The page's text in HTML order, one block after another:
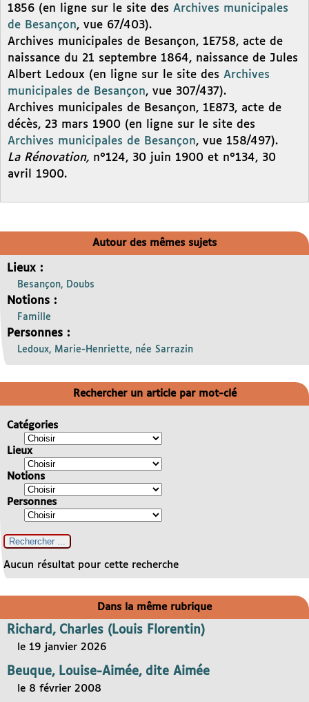
1856 (en ligne sur le site des Archives municipales
de Besançon, vue 67/403).
Archives municipales de Besançon, 1E758, acte de
naissance du 21 septembre 1864, naissance de Jules
Albert Ledoux (en ligne sur le site des Archives
municipales de Besançon, vue 307/437).
Archives municipales de Besançon, 1E873, acte de
décès, 23 mars 1900 (en ligne sur le site des
Archives municipales de Besançon, vue 158/497).
La Rénovation, n°124, 30 juin 1900 et n°134, 30
avril 1900.
Autour des mêmes sujets
Lieux :
Besançon, Doubs
Notions :
Famille
Personnes :
Ledoux, Marie-Henriette, née Sarrazin
Rechercher un article par mot-clé
Catégories
Lieux
Notions
Personnes
Aucun résultat pour cette recherche
Dans la même rubrique
Richard, Charles (Louis Florentin)
le 19 janvier 2026
Beuque, Louise-Aimée, dite Aimée
le 8 février 2008